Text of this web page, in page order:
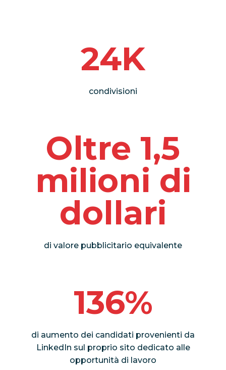
24K
condivisioni
Oltre 1,5
milioni di
dollari
di valore pubblicitario equivalente
136%
di aumento dei candidati provenienti da
LinkedIn sul proprio sito dedicato alle
opportunità di lavoro